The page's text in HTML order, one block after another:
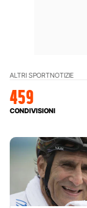
ALTRI SPORTNOTIZIE
459
CONDIVISIONI